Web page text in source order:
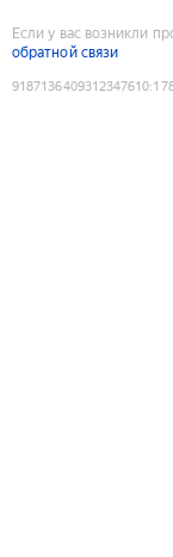
Если у вас возникли
обратной связи
9187136409312347610: